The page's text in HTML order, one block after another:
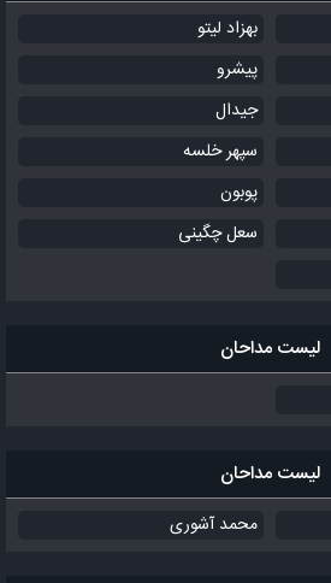
بهزاد لیتو
پیشرو
جیدال
سپهر خلسه
پوبون
سعل چگینی
لیست مداحان
لیست مداحان
محمد آشوری